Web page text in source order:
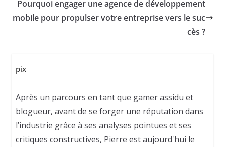
Pourquoi engager une agence de développement
mobile pour propulser votre entreprise vers le suc
cès ?
pix
Après un parcours en tant que gamer assidu et
blogueur, avant de se forger une réputation dans
l’industrie grâce à ses analyses pointues et ses
critiques constructives, Pierre est aujourd'hui le